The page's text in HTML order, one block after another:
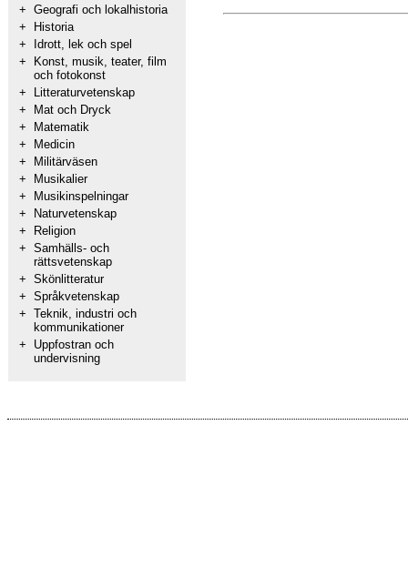
+ Geografi och lokalhistoria
+
Historia
+
Idrott, lek och spel
+
Konst, musik, teater, film
och fotokonst
+
Litteraturvetenskap
+
Mat och Dryck
+
Matematik
+
Medicin
+
Militärväsen
+
Musikalier
+
Musikinspelningar
+
Naturvetenskap
+
Religion
+ Samhälls- och
rättsvetenskap
+ Skönlitteratur
+ Språkvetenskap
+ Teknik, industri och
kommunikationer
+
Uppfostran och
undervisning